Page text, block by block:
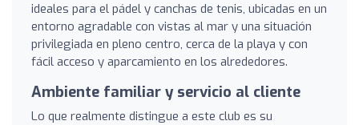
ideales para el pádel y canchas de tenis, ubicadas en un
entorno agradable con vistas al mar y una situación
privilegiada en pleno centro, cerca de la playa y con
fácil acceso y aparcamiento en los alrededores.
Ambiente familiar y servicio al cliente
Lo que realmente distingue a este club es su